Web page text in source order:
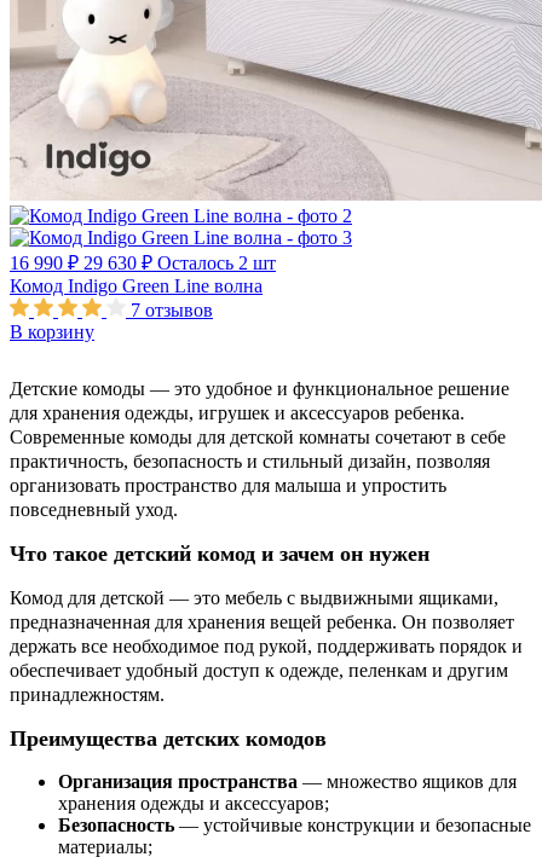
16 990 ₽ 29 630 ₽ Осталось 2 шт
Комод Indigo Green Line волна
7 отзывов
В корзину
Детские комоды — это удобное и функциональное решение
для хранения одежды, игрушек и аксессуаров ребенка.
Современные комоды для детской комнаты сочетают в себе
практичность, безопасность и стильный дизайн, позволяя
организовать пространство для малыша и упростить
повседневный уход.
Что такое детский комод и зачем он нужен
Комод для детской — это мебель с выдвижными ящиками,
предназначенная для хранения вещей ребенка. Он позволяет
держать все необходимое под рукой, поддерживать порядок и
обеспечивает удобный доступ к одежде, пеленкам и другим
принадлежностям.
Преимущества детских комодов
Организация пространства — множество ящиков для
хранения одежды и аксессуаров;
Безопасность — устойчивые конструкции и безопасные
материалы;